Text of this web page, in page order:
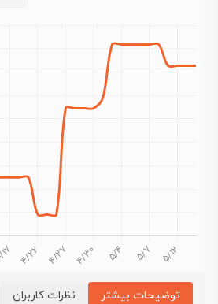
توضیحات بیشتر نظرات کاربران